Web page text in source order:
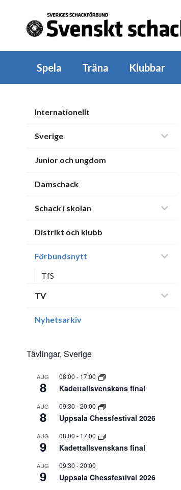
Spela Träna Klubbar
Internationellt
Sverige
Junior och ungdom
Damschack
Schack i skolan
Distrikt och klubb
Förbundsnytt
TfS
TV
Nyhetsarkiv
Tävlingar, Sverige
AUG
8
08:00 - 17:00
Kadettallsvenskans final
AUG
8
09:30 -20:00
Uppsala Chessfestival 2026
AUG
9
08:00 - 17:00
Kadettallsvenskans final
AUG
9
09:30 -20:00
Uppsala Chessfestival 2026